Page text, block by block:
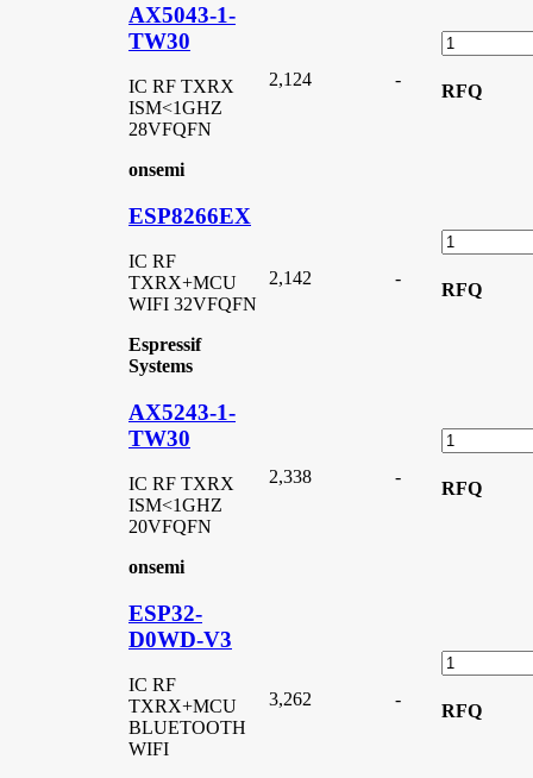
AX5043-1-
TW30
IC RF TXRX
ISM<1GHZ
28VFQFN
onsemi
2,124 -
RFQ
ESP8266EX
IC RF
TXRX+MCU
WIFI 32VFQFN
Espressif
Systems
2,142 -
RFQ
AX5243-1-
TW30
IC RF TXRX
ISM<1GHZ
20VFQFN
onsemi
2,338 -
RFQ
ESP32-
D0WD-V3
IC RF
TXRX+MCU
BLUETOOTH
WIFI
3,262 -
RFQ